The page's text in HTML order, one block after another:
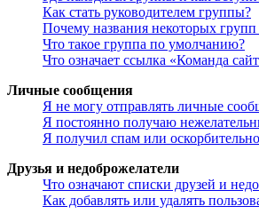
Как стать руководителем группы?
Почему названия некоторых
Что такое группа по умолчанию?
Что означает ссылка «Команда
Личные сообщения
Я не могу отправлять личные
Я постоянно получаю
Я получил спам или
Друзья и недоброжелатели
Что означают списки друзей и
Как добавлять или удалять